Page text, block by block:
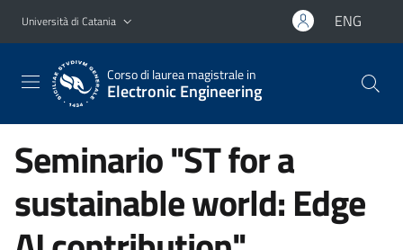
Vai al contenuto principale
Vai al menu di navigazione
Università di Catania ENG
Corso di laurea magistrale in
Electronic Engineering
Seminario "ST for a
sustainable world: Edge